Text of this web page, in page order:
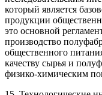
который является
продукции
это основной
производство
общественного
качеству сырья и
физико-химическим